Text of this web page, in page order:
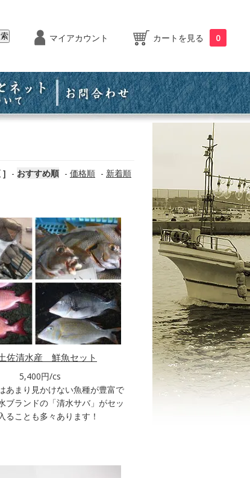
マイアカウント カートを見る 0
] - おすすめ順 - 価格順 - 新着順
佐清水産 鮮魚セット
5,400円/cs
あまり見かけない魚種が豊富で
ブランドの「清水サバ」がセッ
ることも多々あります！